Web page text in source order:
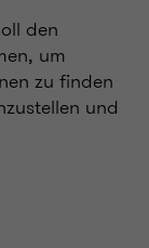
den
um
zu finden
und